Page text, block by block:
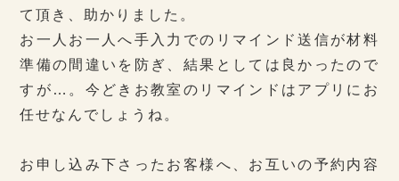
て頂き、助かりました。
お一人お一人へ手入力でのリマインド送信が材料
準備の間違いを防ぎ、結果としては良かったので
すが…。今どきお教室のリマインドはアプリにお
任せなんでしょうね。
お申し込み下さったお客様へ、お互いの予約内容